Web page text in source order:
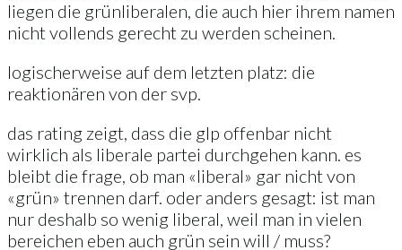
liegen die grünliberalen, die auch hier ihrem namen
nicht vollends gerecht zu werden scheinen.
logischerweise auf dem letzten platz: die
reaktionären von der svp.
das rating zeigt, dass die glp offenbar nicht
wirklich als liberale partei durchgehen kann. es
bleibt die frage, ob man «liberal» gar nicht von
«grün» trennen darf. oder anders gesagt: ist man
nur deshalb so wenig liberal, weil man in vielen
bereichen eben auch grün sein will / muss?